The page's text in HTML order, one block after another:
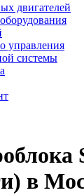
двигателей
управления
системы
в